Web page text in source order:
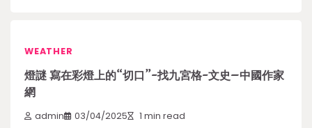
WEATHER
燈謎 寫在彩燈上的“切口”-找九宮格-文史–中國作家
網
admin 03/04/2025 1 min read